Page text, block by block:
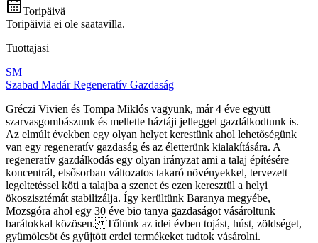
Toripäivä
Toripäiviä ei ole saatavilla.
Tuottajasi
SM
Szabad Madár Regeneratív Gazdaság
Gréczi Vivien és Tompa Miklós vagyunk, már 4 éve együtt
szarvasgombászunk és mellette háztáji jelleggel gazdálkodtunk is.
Az elmúlt években egy olyan helyet kerestünk ahol lehetőségünk
van egy regeneratív gazdaság és az életterünk kialakítására. A
regeneratív gazdálkodás egy olyan irányzat ami a talaj építésére
koncentrál, elsősorban változatos takaró növényekkel, tervezett
legeltetéssel köti a talajba a szenet és ezen keresztül a helyi
ökoszisztémát stabilizálja. Így kerültünk Baranya megyébe,
Mozsgóra ahol egy 30 éve bio tanya gazdaságot vásároltunk
barátokkal közösen. Tőlünk az idei évben tojást, húst, zöldséget,
gyümölcsöt és gyűjtött erdei termékeket tudtok vásárolni.